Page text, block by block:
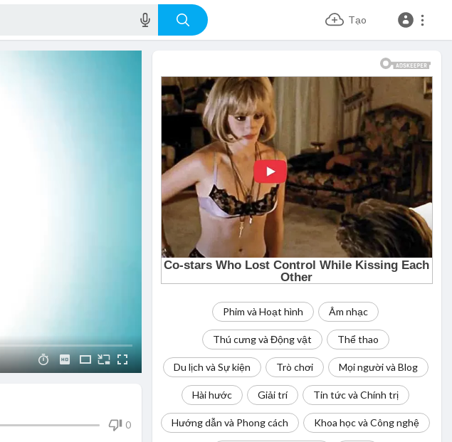
Tạo
Phim và Hoạt hình Âm nhạc
Thú cưng và Động vật Thể thao
Du lịch và Sự kiện Trò chơi Mọi người và Blog
Hài hước Giải trí Tin tức và Chính trị
Hướng dẫn và Phong cách Khoa học và Công nghệ
0